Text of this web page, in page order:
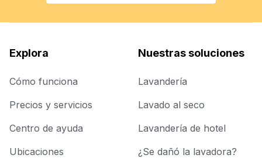
Explora
Cómo funciona
Precios y servicios
Centro de ayuda
Ubicaciones
Nuestras soluciones
Lavandería
Lavado al seco
Lavandería de hotel
¿Se dañó la lavadora?